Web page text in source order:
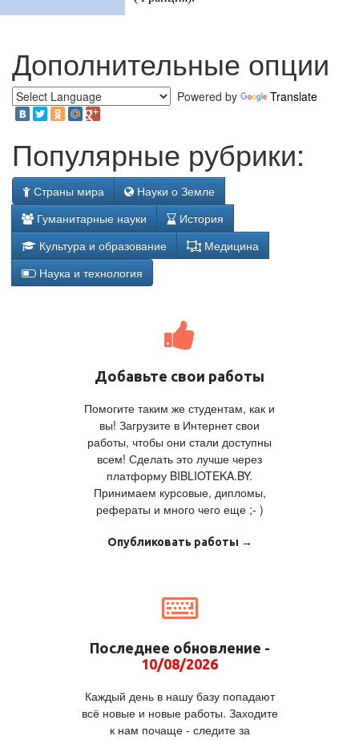
Дополнительные опции
Powered by Translate
Популярные рубрики:
Страны мира
Науки о Земле
Гуманитарные науки
История
Культура и образование
Медицина
Наука и технология
Добавьте свои работы
Помогите таким же студентам, как и
вы! Загрузите в Интернет свои
работы, чтобы они стали доступны
всем! Сделать это лучше через
платформу BIBLIOTEKA.BY.
Принимаем курсовые, дипломы,
рефераты и много чего еще ;- )
Опубликовать работы →
Последнее обновление -
10/08/2026
Каждый день в нашу базу попадают
всё новые и новые работы. Заходите
к нам почаще - следите за